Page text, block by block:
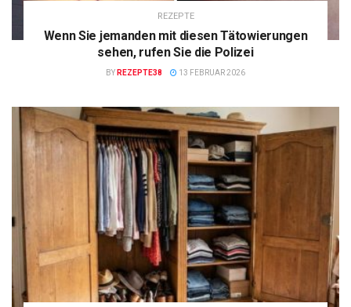
REZEPTE
Wenn Sie jemanden mit diesen Tätowierungen
sehen, rufen Sie die Polizei
BY REZEPTE38 13 FEBRUAR 2026